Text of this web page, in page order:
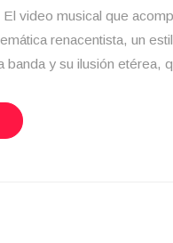
video musical que
renacentista, un
banda y su ilusión etérea,